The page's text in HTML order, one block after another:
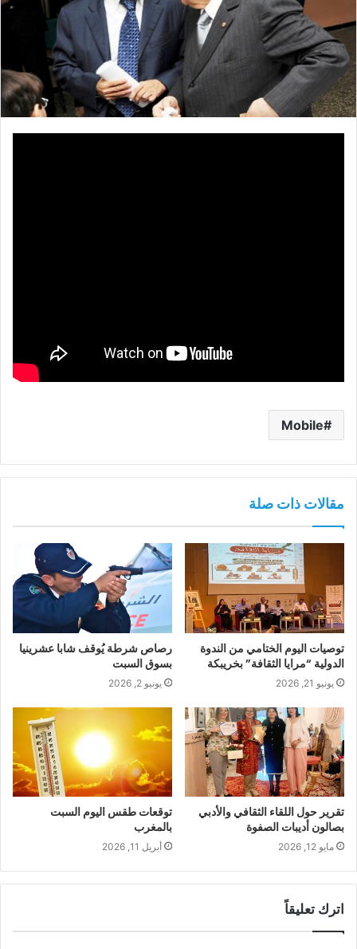
Mobile
مقالات ذات صلة
توصيات اليوم الختامي من الندوة
الدولية “مرايا الثقافة” بخريبكة
يونيو 21, 2026
رصاص شرطة يُوقف شابا عشرينيا
بسوق السبت
يونيو 2, 2026
تقرير حول اللقاء الثقافي والأدبي
بصالون أديبات الصفوة
مايو 12, 2026
توقعات طقس اليوم السبت
بالمغرب
أبريل 11, 2026
اترك تعليقاً